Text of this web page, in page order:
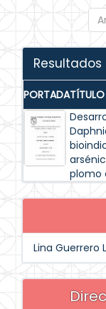
PORTADATÍTULO
plomo
Lina Guerrero